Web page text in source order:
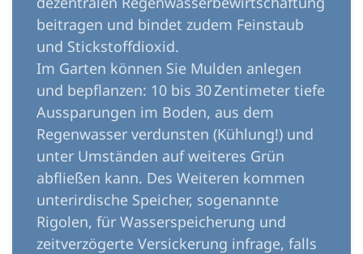
beitragen und bindet zudem Feinstaub
und Stickstoffdioxid.
Im Garten können Sie Mulden anlegen
und bepflanzen: 10 bis 30 Zentimeter tiefe
Aussparungen im Boden, aus dem
Regenwasser verdunsten (Kühlung!) und
unter Umständen auf weiteres Grün
abfließen kann. Des Weiteren kommen
unterirdische Speicher, sogenannte
Rigolen, für Wasserspeicherung und
zeitverzögerte Versickerung infrage, falls